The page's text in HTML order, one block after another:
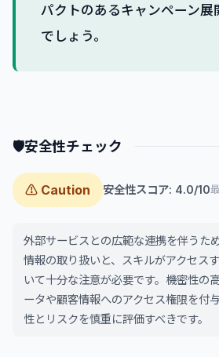
パクトのあるキャンペーン展
でしょう。
🛡安全性チェック
⚠ Caution 安全性スコア: 4.0/10
外部サービスとの広範な連携を伴うた
情報の取り扱いと、スキルがアクセス
いて十分な注意が必要です。機密性の
ータや顧客情報へのアクセス権限を付
性とリスクを慎重に評価すべきです。